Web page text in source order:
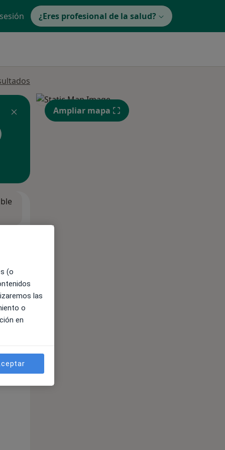
¿Eres profesional de la salud?
Ampliar mapa
(o
las
o
en